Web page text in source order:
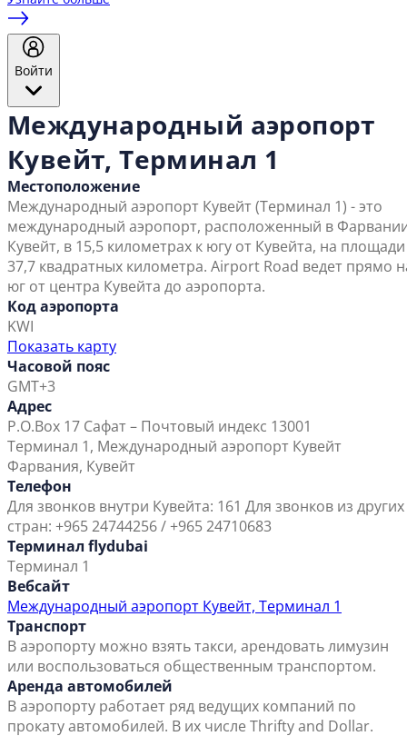
Войти
Международный аэропорт
Кувейт, Терминал 1
Местоположение
Международный аэропорт Кувейт (Терминал 1) - это
международный аэропорт, расположенный в
Кувейт, в 15,5 километрах к югу от Кувейта, на площади
37,7 квадратных километра. Airport Road ведет прямо
юг от центра Кувейта до аэропорта.
Код аэропорта
KWI
Показать карту
Часовой пояс
GMT+3
Адрес
P.O.Box 17 Сафат – Почтовый индекс 13001
Терминал 1, Международный аэропорт Кувейт
Фарвания, Кувейт
Телефон
Для звонков внутри Кувейта: 161 Для звонков из других
стран: +965 24744256 / +965 24710683
Терминал flydubai
Терминал 1
Вебсайт
Международный аэропорт Кувейт, Терминал 1
Транспорт
В аэропорту можно взять такси, арендовать лимузин
или воспользоваться общественным транспортом.
Аренда автомобилей
В аэропорту работает ряд ведущих компаний по
прокату автомобилей. В их числе Thrifty and Dollar.